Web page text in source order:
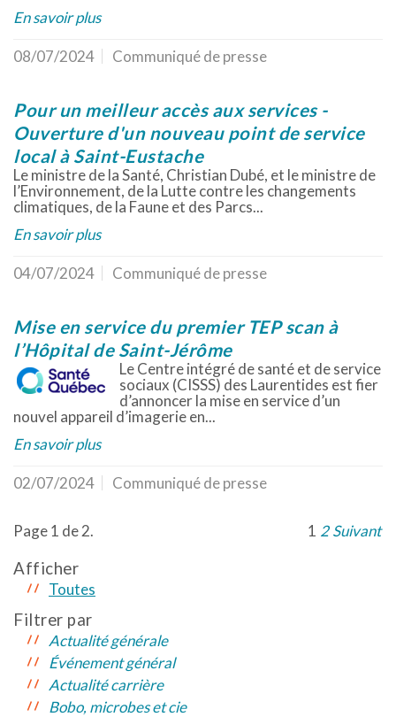
En savoir plus
08/07/2024 Communiqué de presse
Pour un meilleur accès aux services -
Ouverture d'un nouveau point de service
local à Saint-Eustache
Le ministre de la Santé, Christian Dubé, et le ministre de
l’Environnement, de la Lutte contre les changements
climatiques, de la Faune et des Parcs...
En savoir plus
04/07/2024 Communiqué de presse
Mise en service du premier TEP scan à
l’Hôpital de Saint-Jérôme
Le Centre intégré de santé et de service
sociaux (CISSS) des Laurentides est fier
d’annoncer la mise en service d’un
nouvel appareil d’imagerie en...
En savoir plus
02/07/2024 Communiqué de presse
Page 1 de 2. 1 2 Suivant
Afficher
Toutes
Filtrer par
Actualité générale
Événement général
Actualité carrière
Bobo, microbes et cie